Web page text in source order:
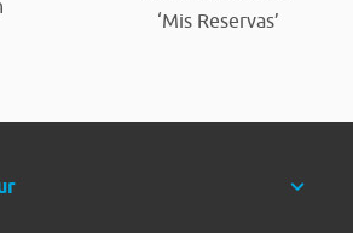
‘Mis Reservas’